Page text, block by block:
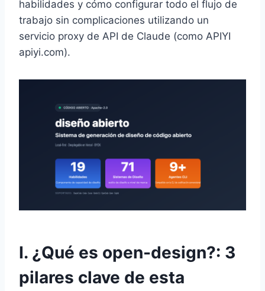
habilidades y cómo configurar todo el flujo de
trabajo sin complicaciones utilizando un
servicio proxy de API de Claude (como APIYI
apiyi.com).
I. ¿Qué es open-design?: 3
pilares clave de esta